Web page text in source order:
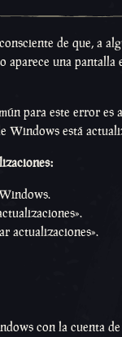
de que, a
aparece una pantalla
para este error es
Windows está
actualizaciones».
con la cuenta